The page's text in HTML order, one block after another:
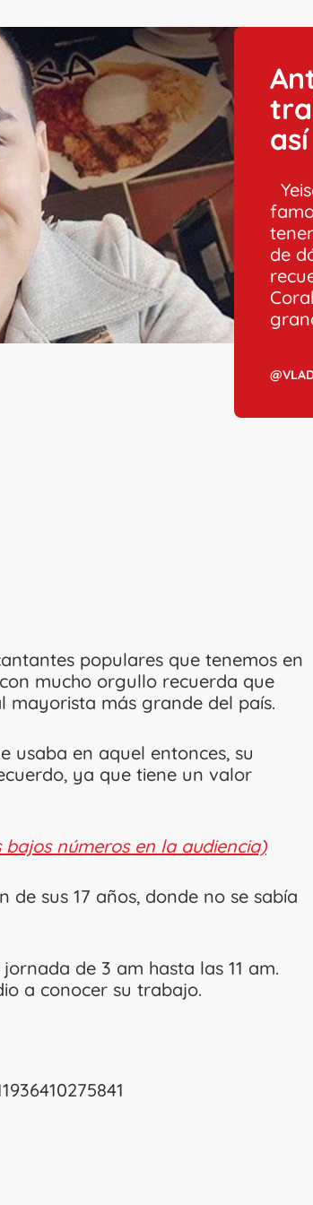
de
populares que tenemos en
mucho orgullo recuerda que
mayorista más grande del país.
usaba en aquel entonces, su
ya que tiene un valor
números en la audiencia)
sus 17 años, donde no se sabía
de 3 am hasta las 11 am.
a conocer su trabajo.